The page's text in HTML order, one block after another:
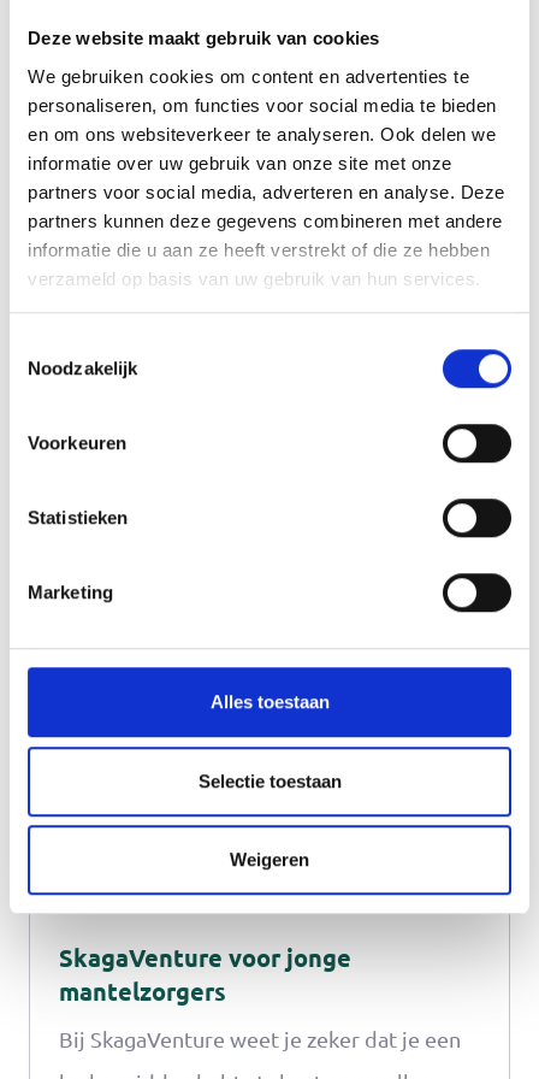
Deze website maakt gebruik van cookies
We gebruiken cookies om content en advertenties te
personaliseren, om functies voor social media te bieden
en om ons websiteverkeer te analyseren. Ook delen we
informatie over uw gebruik van onze site met onze
partners voor social media, adverteren en analyse. Deze
partners kunnen deze gegevens combineren met andere
informatie die u aan ze heeft verstrekt of die ze hebben
verzameld op basis van uw gebruik van hun services.
Noodzakelijk
Voorkeuren
Statistieken
Marketing
Alles toestaan
Selectie toestaan
Weigeren
mantelzorgers
Tijdens deze workshop boetseer je jouw
wel of geen ervaring met boetseren hebt.
uit wat je moet doen.
SkagaVenture voor jonge
mantelzorgers
Bij SkagaVenture weet je zeker dat je een